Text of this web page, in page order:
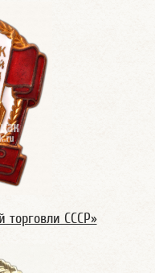
торговли СССР»